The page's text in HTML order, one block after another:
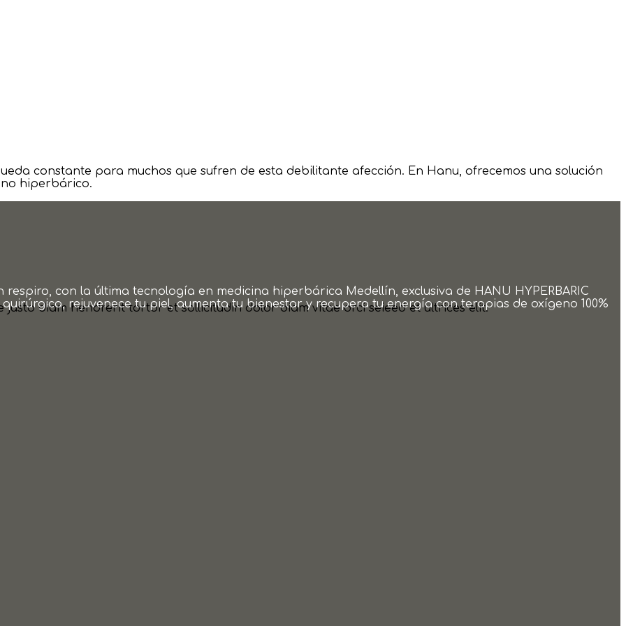
justo diam hendrerit tortor et sollicitudin dolor diam vitae orci seieed et ultrices elit.
constante para muchos que sufren de esta debilitante afección. En Hanu, ofrecemos una solución
hiperbárico.
con la última tecnología en medicina hiperbárica Medellín, exclusiva de HANU HYPERBARIC
rejuvenece tu piel, aumenta tu bienestar y recupera tu energía con terapias de oxígeno 100%